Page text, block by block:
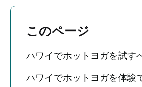
このページ
ハワイでホットヨガを試す
ハワイでホットヨガを体験